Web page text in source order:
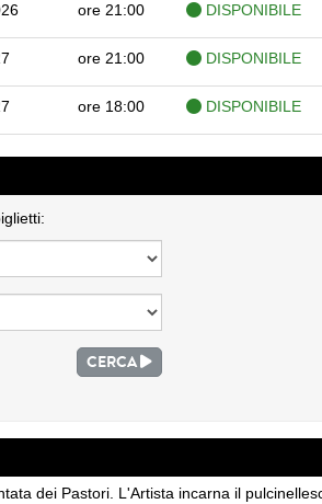
ore 21:00 DISPONIBILE
ore 21:00 DISPONIBILE
ore 18:00 DISPONIBILE
CERCA
dei Pastori. L'Artista incarna il